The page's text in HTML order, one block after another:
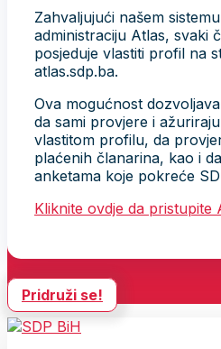
Zahvaljujući našem
administraciju Atlas, svaki
posjeduje vlastiti profil na
atlas.sdp.ba.
Ova mogućnost
da sami provjere i
vlastitom profilu, da
plaćenih članarina, kao i
anketama koje pokreće
Kliknite ovdje da pristupite
Pridruži se!